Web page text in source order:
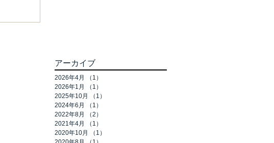
アーカイブ
2026年4月 （1）
2026年1月
（1）
2025年10月
（1）
2024年6月
（1）
2022年8月
（2）
2021年4月
（1）
2020年10月
（1）